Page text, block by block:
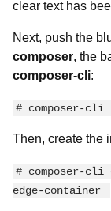
clear text has
Next, push the
composer, the
composer-cli:
# composer-cli
Then, create the
# composer-cli
edge-container